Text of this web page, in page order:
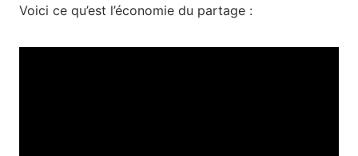
Voici ce qu’est l’économie du partage :